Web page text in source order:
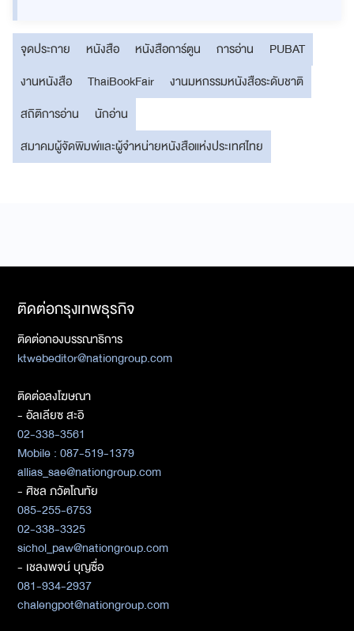
จุดประกาย หนังสือ หนังสือการ์ตูน การอ่าน
PUBAT
งานหนังสือ
ThaiBookFair
งานมหกรรมหนังสือระดับชาติ
สถิติการอ่าน
นักอ่าน
สมาคมผู้จัดพิมพ์และผู้จำหน่ายหนังสือแห่งประเทศไทย
ติดต่อกรุงเทพธุรกิจ
ติดต่อกองบรรณาธิการ
ktwebeditor@nationgroup.com
ติดต่อลงโฆษณา
- อัลเลียซ สะอิ
02-338-3561
Mobile : 087-519-1379
allias_sae@nationgroup.com
- ศิชล ภวัตโณทัย
085-255-6753
02-338-3325
sichol_paw@nationgroup.com
- เชลงพจน์ บุญซื่อ
081-934-2937
chalengpot@nationgroup.com